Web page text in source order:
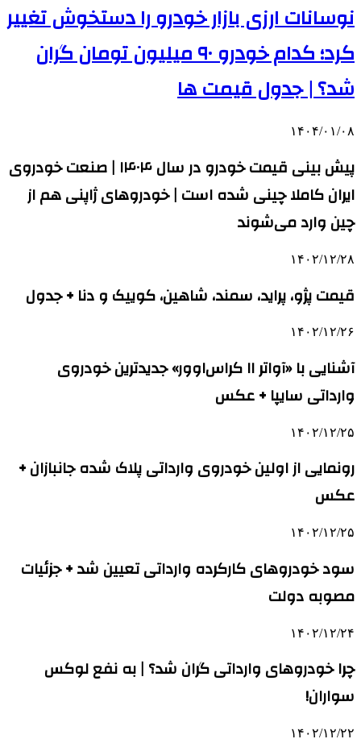
نوسانات ارزی بازار خودرو را دستخوش تغییر
کرد؛ کدام خودرو ۹۰ میلیون تومان گران
شد؟ | جدول قیمت ها
۱۴۰۴/۰۱/۰۸
پیش بینی قیمت خودرو در سال ۱۴۰۴ | صنعت خودروی
ایران کاملا چینی شده است | خودروهای ژاپنی هم از
چین وارد می‌شوند
۱۴۰۲/۱۲/۲۸
قیمت پژو، پراید، سمند، شاهین، کوییک و دنا + جدول
۱۴۰۲/۱۲/۲۶
آشنایی با «آواتر ۱۱ کراس‌اوور» جدیدترین خودروی
وارداتی سایپا + عکس
۱۴۰۲/۱۲/۲۵
رونمایی از اولین خودروی وارداتی پلاک شده جانبازان +
عکس
۱۴۰۲/۱۲/۲۵
سود خودروهای کارکرده وارداتی تعیین شد + جزئیات
مصوبه دولت
۱۴۰۲/۱۲/۲۴
چرا خودروهای وارداتی گران شد؟ | به نفع لوکس
سواران!
۱۴۰۲/۱۲/۲۲